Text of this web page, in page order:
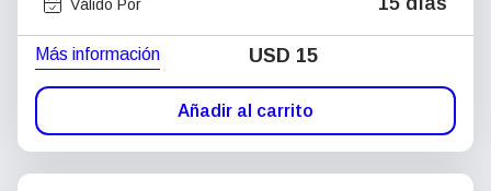
Válido Por
Más información USD 15
Añadir al carrito